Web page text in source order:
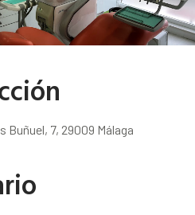
Buñuel, 7, 29009 Málaga